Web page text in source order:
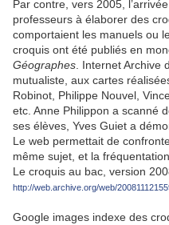
Par contre, vers 2005,
professeurs à élaborer des
comportaient les manuels ou
croquis ont été publiés en
Géographes . Internet
mutualiste, aux cartes
Robinot, Philippe Nouvel,
etc. Anne Philippon a scanné
ses élèves, Yves Guiet a
Le web permettait de
même sujet, et la
Le croquis au bac, version
http://web.archive.org/web/
Google images indexe des